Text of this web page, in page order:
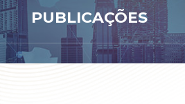
PUBLICAÇÕES